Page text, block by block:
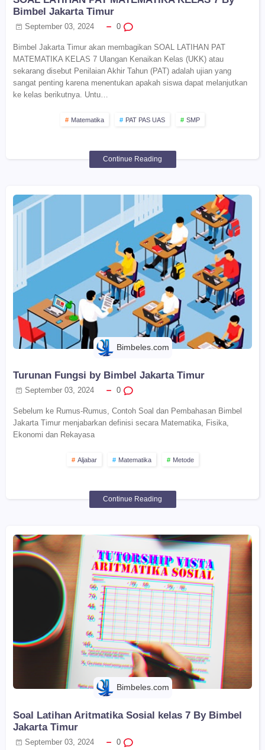
Bimbel Jakarta Timur
September 03, 2024 0
Bimbel Jakarta Timur akan membagikan SOAL LATIHAN PAT
MATEMATIKA KELAS 7 Ulangan Kenaikan Kelas (UKK) atau
sekarang disebut Penilaian Akhir Tahun (PAT) adalah ujian yang
sangat penting karena menentukan apakah siswa dapat melanjutkan
ke kelas berikutnya. Untu…
Matematika PAT PAS UAS SMP
Continue Reading
Turunan Fungsi by Bimbel Jakarta Timur
September 03, 2024 0
Sebelum ke Rumus-Rumus, Contoh Soal dan Pembahasan Bimbel
Jakarta Timur menjabarkan definisi secara Matematika, Fisika,
Ekonomi dan Rekayasa
Aljabar Matematika Metode
Bimbeles.com
Continue Reading
Soal Latihan Aritmatika Sosial kelas 7 By Bimbel
Jakarta Timur
September 03, 2024 0
Bimbeles.com